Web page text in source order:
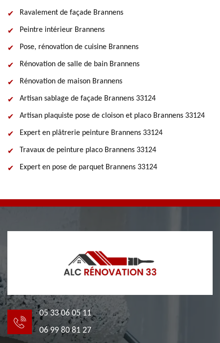
Ravalement de façade Brannens
Peintre intérieur Brannens
Pose, rénovation de cuisine Brannens
Rénovation de salle de bain Brannens
Rénovation de maison Brannens
Artisan sablage de façade Brannens 33124
Artisan plaquiste pose de cloison et placo Brannens 33124
Expert en plâtrerie peinture Brannens 33124
Travaux de peinture placo Brannens 33124
Expert en pose de parquet Brannens 33124
05 33 06 05 11
06 99 80 81 27